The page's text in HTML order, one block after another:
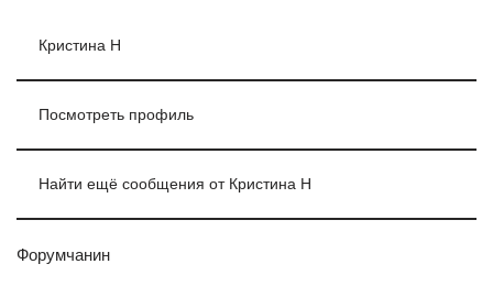
Кристина Н
Посмотреть профиль
Найти ещё сообщения от Кристина Н
Форумчанин